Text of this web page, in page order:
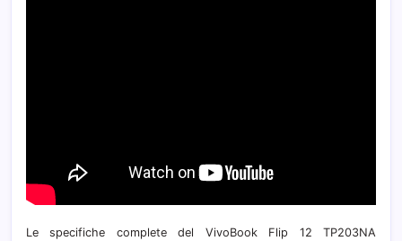
Le specifiche complete del VivoBook Flip 12 TP203NA